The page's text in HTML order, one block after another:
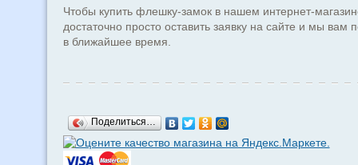
Чтобы купить флешку-замок в нашем интернет-
достаточно просто оставить заявку на сайте и мы вам
в ближайшее время.
Поделиться…